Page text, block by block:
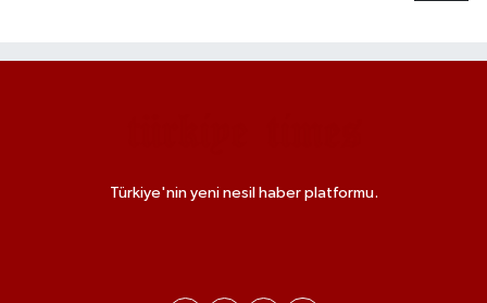
Türkiye'nin yeni nesil haber platformu.